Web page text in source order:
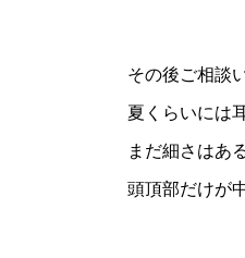
その後ご相談
夏くらいには
まだ細さはあ
頭頂部だけが